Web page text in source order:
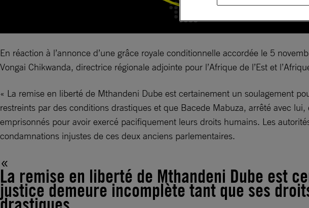
En réaction à l’annonce d’une grâce royale conditionnelle accordée le 5
Vongai Chikwanda, directrice régionale adjointe pour l’Afrique de l’Est et
« La remise en liberté de Mthandeni Dube est certainement un soulagement
restreints par des conditions drastiques et que Bacede Mabuza, arrêté avec
emprisonnés pour avoir exercé pacifiquement leurs droits humains. Les
condamnations injustes de ces deux anciens parlementaires.
La remise en liberté de Mthandeni Dube est
justice demeure incomplète tant que ses